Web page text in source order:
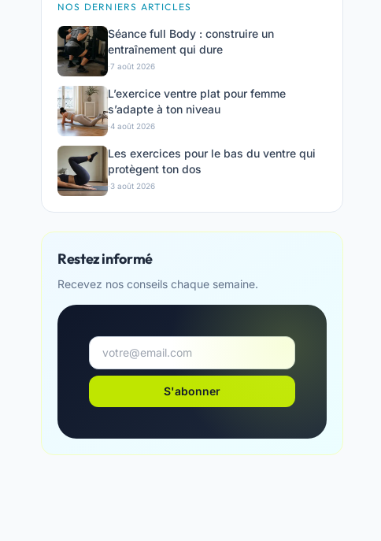
NOS DERNIERS ARTICLES
Séance full Body : construire un
entraînement qui dure
·7 août 2026
L’exercice ventre plat pour femme
s’adapte à ton niveau
·4 août 2026
Les exercices pour le bas du ventre qui
protègent ton dos
·3 août 2026
Restez informé
Recevez nos conseils chaque semaine.
S'abonner